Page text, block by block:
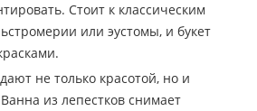
Стоит к классическим
или эустомы, и букет
не только красотой, но и
из лепестков снимает